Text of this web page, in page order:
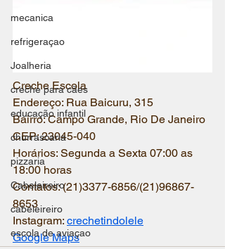
mecanica
refrigeraçao
Joalheria
creche para cães
educação infantil
churrascaria
pizzaria
Cabeleireiro
cabeleireiro
escola de aviaçao
Creche Escola
Endereço: Rua Baicuru, 315
Bairro: Campo Grande, Rio De Janeiro
CEP: 23045-040
Horários: Segunda a Sexta 07:00 as
18:00 horas
Contatos: (21)3377-6856/(21)96867-
8653
Instagram: crechetindolele
Google Maps